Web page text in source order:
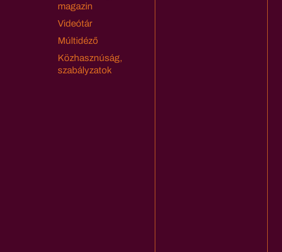
magazin
Videótár
Múltidéző
Közhasznúság,
szabályzatok